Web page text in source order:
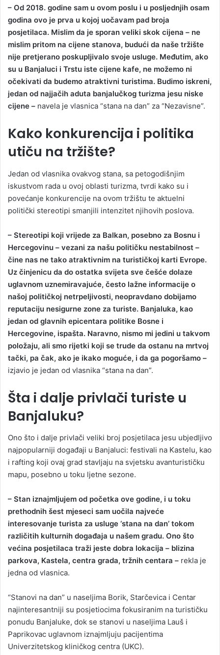
– Od 2018. godine sam u ovom poslu i u posljednjih osam
godina ovo je prva u kojoj uočavam pad broja
posjetilaca. Mislim da je sporan veliki skok cijena – ne
mislim pritom na cijene stanova, budući da naše tržište
nije pretjerano poskupljivalo svoje usluge. Međutim, ako
su u Banjaluci i Trstu iste cijene kafe, ne možemo ni
očekivati da budemo atraktivni turistima. Budimo iskreni,
jedan od najjačih aduta banjalučkog turizma jesu niske
cijene – navela je vlasnica “stana na dan” za “Nezavisne”.
Kako konkurencija i politika
utiču na tržište?
Jedan od vlasnika ovakvog stana, sa petogodišnjim
iskustvom rada u ovoj oblasti turizma, tvrdi kako su i
povećanje konkurencije na ovom tržištu te aktuelni
politički stereotipi smanjili intenzitet njihovih poslova.
– Stereotipi koji vrijede za Balkan, posebno za Bosnu i
Hercegovinu – vezani za našu političku nestabilnost –
čine nas ne tako atraktivnim na turističkoj karti Evrope.
Uz činjenicu da do ostatka svijeta sve češće dolaze
uglavnom uznemiravajuće, često lažne informacije o
našoj političkoj netrpeljivosti, neopravdano dobijamo
reputaciju nesigurne zone za turiste. Banjaluka, kao
jedan od glavnih epicentara politike Bosne i
Hercegovine, ispašta. Naravno, nismo mi jedini u takvom
položaju, ali smo rijetki koji se trude da ostanu na mrtvoj
tački, pa čak, ako je ikako moguće, i da ga pogoršamo –
izjavio je jedan od vlasnika “stana na dan”.
Šta i dalje privlači turiste u
Banjaluku?
Ono što i dalje privlači veliki broj posjetilaca jesu ubjedljivo
najpopularniji događaji u Banjaluci: festivali na Kastelu, kao
i rafting koji ovaj grad stavljaju na svjetsku avanturističku
mapu, posebno u toku ljetne sezone.
– Stan iznajmljujem od početka ove godine, i u toku
prethodnih šest mjeseci sam uočila najveće
interesovanje turista za usluge ‘stana na dan’ tokom
različitih kulturnih događaja u našem gradu. Ono što
većina posjetilaca traži jeste dobra lokacija – blizina
parkova, Kastela, centra grada, tržnih centara – rekla je
jedna od vlasnica.
“Stanovi na dan” u naseljima Borik, Starčevica i Centar
najinteresantniji su posjetiocima fokusiranim na turističku
ponudu Banjaluke, dok se stanovi u naseljima Lauš i
Paprikovac uglavnom iznajmljuju pacijentima
Univerzitetskog kliničkog centra (UKC).